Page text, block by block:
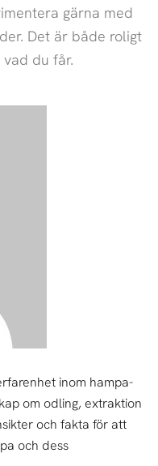
gärna med
Det är både roligt
du får.
inom hampa-
om odling, extraktion
och fakta för att
och dess